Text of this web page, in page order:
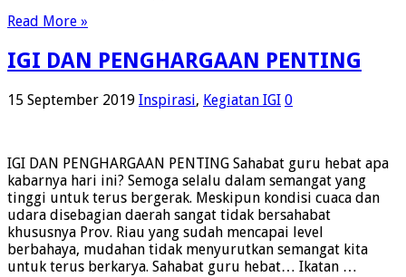
Read More »
IGI DAN PENGHARGAAN PENTING
15 September 2019 Inspirasi, Kegiatan IGI 0
IGI DAN PENGHARGAAN PENTING Sahabat guru hebat apa
kabarnya hari ini? Semoga selalu dalam semangat yang
tinggi untuk terus bergerak. Meskipun kondisi cuaca dan
udara disebagian daerah sangat tidak bersahabat
khususnya Prov. Riau yang sudah mencapai level
berbahaya, mudahan tidak menyurutkan semangat kita
untuk terus berkarya. Sahabat guru hebat… Ikatan …